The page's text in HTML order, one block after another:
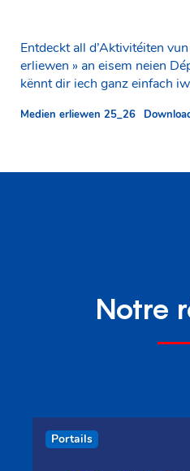
Entdeckt all d’Aktivitéiten
erliewen » an eisem neien
kënnt dir iech ganz einfach
Medien erliewen 25_26
Notre
Portails